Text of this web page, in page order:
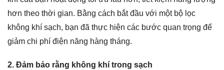
hơn theo thời gian. Bằng cách bắt đầu với một bộ lọc
không khí sạch, bạn đã thực hiện các bước quan trọng để
giảm chi phí điện năng hàng tháng.
2. Đảm bảo rằng không khí trong sạch